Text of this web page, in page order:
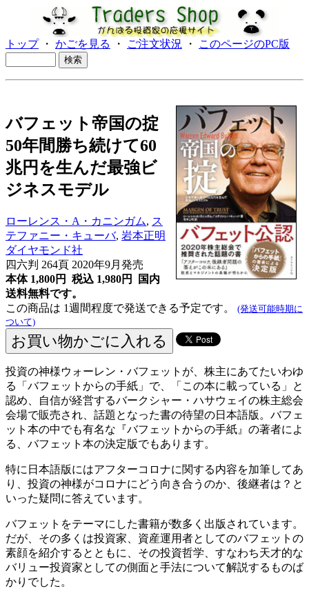
トップ・ かごを見る ・ ご注文状況 ・ このページのPC版
バフェット帝国の掟
50年間勝ち続けて60
兆円を生んだ最強ビ
ジネスモデル
ローレンス・A・カニンガム, ス
テファニー・キューバ, 岩本正明
ダイヤモンド社
四六判 264頁 2020年9月発売
本体 1,800円 税込 1,980円
国内
送料無料です。
この商品は 1週間程度で発送できる予定です。 (発送可能時期に
ついて)
投資の神様ウォーレン・バフェットが、株主にあてたいわゆ
る「バフェットからの手紙」で、「この本に載っている」と
認め、自信が経営するバークシャー・ハサウェイの株主総会
会場で販売され、話題となった書の待望の日本語版。バフェ
ット本の中でも有名な『バフェットからの手紙』の著者によ
る、バフェット本の決定版でもあります。
特に日本語版にはアフターコロナに関する内容を加筆してあ
り、投資の神様がコロナにどう向き合うのか、後継者は？と
いった疑問に答えています。
バフェットをテーマにした書籍が数多く出版されています。
だが、その多くは投資家、資産運用者としてのバフェットの
素顔を紹介するとともに、その投資哲学、すなわち天才的な
バリュー投資家としての側面と手法について解説するものば
かりでした。